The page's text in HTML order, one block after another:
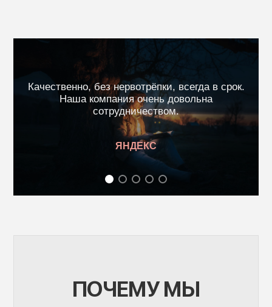
‎Качественно, без нервотрёпки, всегда в срок.
Наша компания очень довольна
сотрудничеством.
ЯНДЕКС
ПОЧЕМУ МЫ